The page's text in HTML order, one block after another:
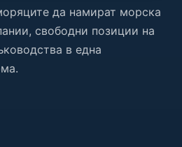
да намират морска
свободни позиции на
в една